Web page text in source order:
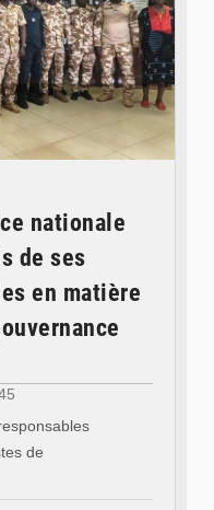
nationale
de ses
en matière
de